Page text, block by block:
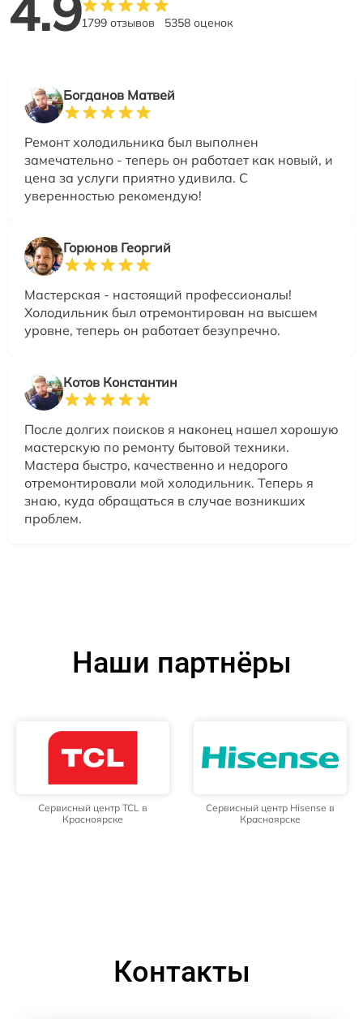
1799 отзывов 5358 оценок
Богданов Матвей
Ремонт холодильника был выполнен
замечательно - теперь он работает как новый, и
цена за услуги приятно удивила. С
уверенностью рекомендую!
Горюнов Георгий
Мастерская - настоящий профессионалы!
Холодильник был отремонтирован на высшем
уровне, теперь он работает безупречно.
Котов Константин
После долгих поисков я наконец нашел хорошую
мастерскую по ремонту бытовой техники.
Мастера быстро, качественно и недорого
отремонтировали мой холодильник. Теперь я
знаю, куда обращаться в случае возникших
проблем.
Наши партнёры
Сервисный центр TCL в
Красноярске
Сервисный центр Hisense в
Красноярске
Контакты